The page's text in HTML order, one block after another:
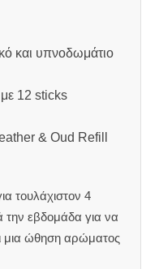
και υπνοδωμάτιο
με 12 sticks
& Oud Refill
τουλάχιστον 4
την εβδομάδα για να
μια ώθηση αρώματος